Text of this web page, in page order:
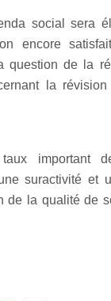
social sera
encore
question de la
la
important
suractivité et
de la qualité de